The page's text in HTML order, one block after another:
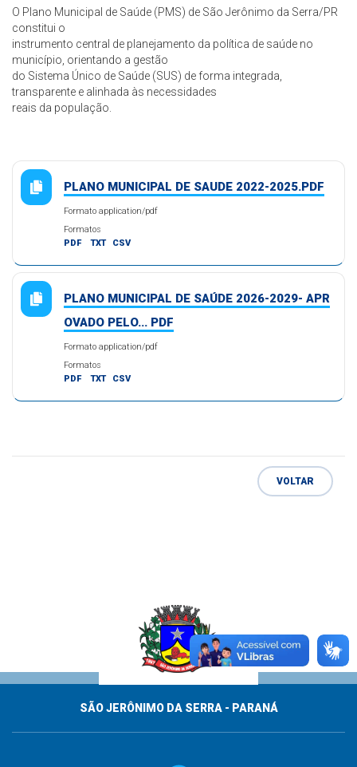
O Plano Municipal de Saúde (PMS) de São Jerônimo da Serra/PR
constitui o
instrumento central de planejamento da política de saúde no
município, orientando a gestão
do Sistema Único de Saúde (SUS) de forma integrada,
transparente e alinhada às necessidades
reais da população.
PLANO MUNICIPAL DE SAUDE 2022-2025.PDF
Formato application/pdf
Formatos
PDF
TXT CSV
PLANO MUNICIPAL DE SAÚDE 2026-2029- APR
OVADO PELO... PDF
Formato application/pdf
Formatos
PDF
TXT CSV
VOLTAR
SÃO JERÔNIMO DA SERRA - PARANÁ